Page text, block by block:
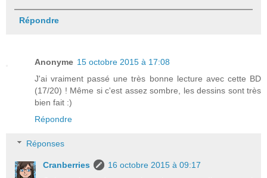
Répondre
Anonyme 15 octobre 2015 à 17:08
J'ai vraiment passé une très bonne lecture avec cette BD
(17/20) ! Même si c'est assez sombre, les dessins sont très
bien fait :)
Répondre
Réponses
Cranberries
16 octobre 2015 à 09:17